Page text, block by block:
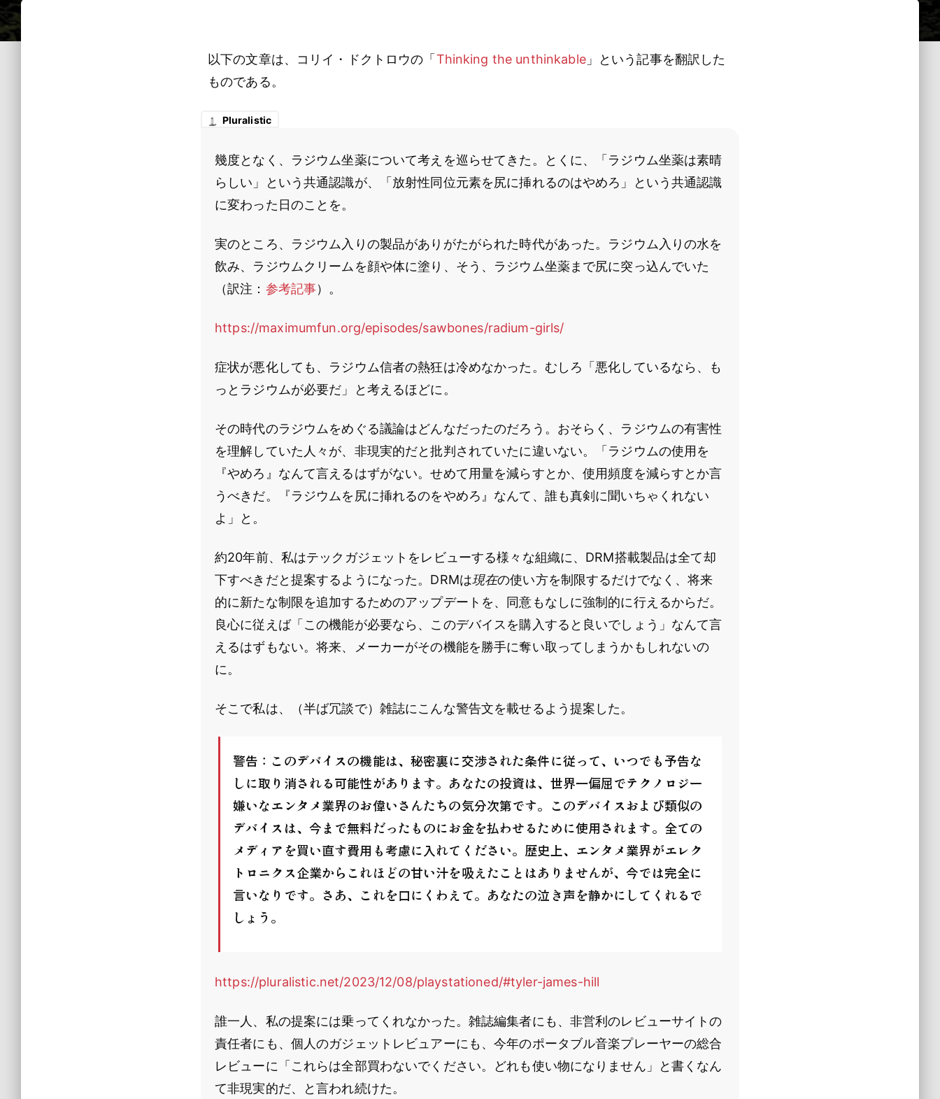
以下の文章は、コリイ・ドクトロウの「 Thinking the unthinkable」という記事を翻訳した
ものである。
Pluralistic
幾度となく、ラジウム坐薬について考えを巡らせてきた。とくに、「ラジウム坐薬は素晴
らしい」という共通認識が、「放射性同位元素を尻に挿れるのはやめろ」という共通認識
に変わった日のことを。
実のところ、ラジウム入りの製品がありがたがられた時代があった。ラジウム入りの水を
飲み、ラジウムクリームを顔や体に塗り、そう、ラジウム坐薬まで尻に突っ込んでいた
（訳注： 参考記事）。
https://maximumfun.org/episodes/sawbones/radium-girls/
症状が悪化しても、ラジウム信者の熱狂は冷めなかった。むしろ「悪化しているなら、も
っとラジウムが必要だ」と考えるほどに。
その時代のラジウムをめぐる議論はどんなだったのだろう。おそらく、ラジウムの有害性
を理解していた人々が、非現実的だと批判されていたに違いない。「ラジウムの使用を
『やめろ』なんて言えるはずがない。せめて用量を減らすとか、使用頻度を減らすとか言
うべきだ。『ラジウムを尻に挿れるのをやめろ』なんて、誰も真剣に聞いちゃくれない
よ」と。
約20年前、私はテックガジェットをレビューする様々な組織に、DRM搭載製品は全て却
下すべきだと提案するようになった。DRMは現在の使い方を制限するだけでなく、将来
的に新たな制限を追加するためのアップデートを、同意もなしに強制的に行えるからだ。
良心に従えば「この機能が必要なら、このデバイスを購入すると良いでしょう」なんて言
えるはずもない。将来、メーカーがその機能を勝手に奪い取ってしまうかもしれないの
に。
そこで私は、（半ば冗談で）雑誌にこんな警告文を載せるよう提案した。
警告：このデバイスの機能は、秘密裏に交渉された条件に従って、いつでも予告な
しに取り消される可能性があります。あなたの投資は、世界一偏屈でテクノロジー
嫌いなエンタメ業界のお偉いさんたちの気分次第です。このデバイスおよび類似の
デバイスは、今まで無料だったものにお金を払わせるために使用されます。全ての
メディアを買い直す費用も考慮に入れてください。歴史上、エンタメ業界がエレク
トロニクス企業からこれほどの甘い汁を吸えたことはありませんが、今では完全に
言いなりです。さあ、これを口にくわえて。あなたの泣き声を静かにしてくれるで
しょう。
https://pluralistic.net/2023/12/08/playstationed/#tyler-james-hill
誰一人、私の提案には乗ってくれなかった。雑誌編集者にも、非営利のレビューサイトの
責任者にも、個人のガジェットレビュアーにも、今年のポータブル音楽プレーヤーの総合
レビューに「これらは全部買わないでください。どれも使い物になりません」と書くなん
て非現実的だ、と言われ続けた。